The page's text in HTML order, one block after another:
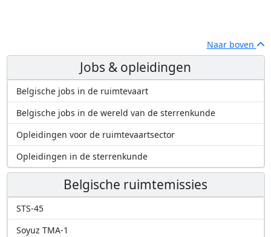
Naar boven
Jobs & opleidingen
Belgische jobs in de ruimtevaart
Belgische jobs in de wereld van de sterrenkunde
Opleidingen voor de ruimtevaartsector
Opleidingen in de sterrenkunde
Belgische ruimtemissies
STS-45
Soyuz TMA-1